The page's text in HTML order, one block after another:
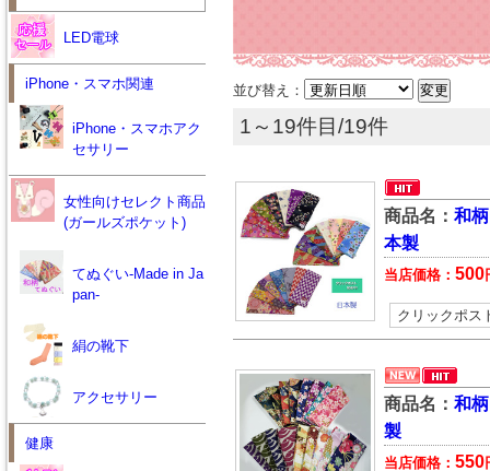
並び替え：
1～19件目/19件
商品名： 和
本製
当店価格： 500
クリックポス
商品名： 和
製
当店価格： 550
LED電球
iPhone・スマホ関連
iPhone・スマホアク
セサリー
女性向けセレクト商品
(ガールズポケット)
てぬぐい-Made in Ja
pan-
絹の靴下
アクセサリー
健康